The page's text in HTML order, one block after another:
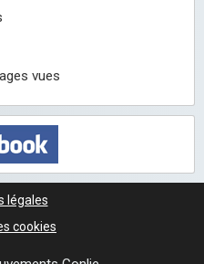
vues
légales
cookies